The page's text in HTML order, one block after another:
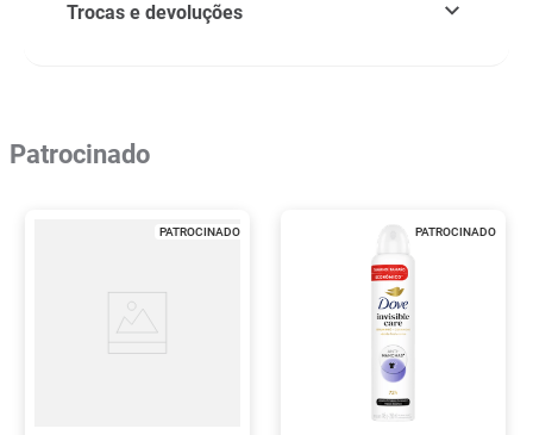
Trocas e devoluções
Patrocinado
PATROCINADO PATROCINADO